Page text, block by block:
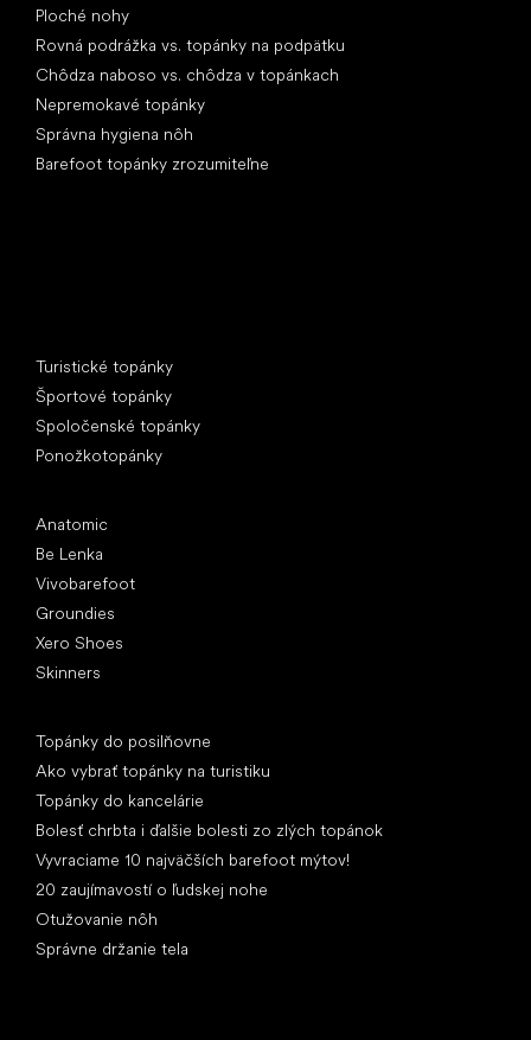
Ploché nohy
Rovná podrážka vs. topánky na podpätku
Chôdza naboso vs. chôdza v topánkach
Nepremokavé topánky
Správna hygiena nôh
Barefoot topánky zrozumiteľne
Turistické topánky
Športové topánky
Spoločenské topánky
Ponožkotopánky
Anatomic
Be Lenka
Vivobarefoot
Groundies
Xero Shoes
Skinners
Topánky do posilňovne
Ako vybrať topánky na turistiku
Topánky do kancelárie
Bolesť chrbta i ďalšie bolesti zo zlých topánok
Vyvraciame 10 najväčších barefoot mýtov!
20 zaujímavostí o ľudskej nohe
Otužovanie nôh
Správne držanie tela